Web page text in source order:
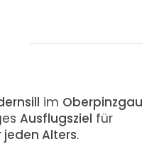
im Oberpinzgau
Ausflugsziel für
Alters.